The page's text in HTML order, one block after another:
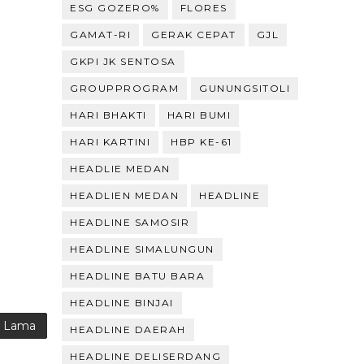
Lama
ESG GOZERO% FLORES
GAMAT-RI GERAK CEPAT GJL
GKPI JK SENTOSA
GROUPPROGRAM GUNUNGSITOLI
HARI BHAKTI HARI BUMI
HARI KARTINI HBP KE-61
HEADLIE MEDAN
HEADLIEN MEDAN HEADLINE
HEADLINE SAMOSIR
HEADLINE SIMALUNGUN
HEADLINE BATU BARA
HEADLINE BINJAI
HEADLINE DAERAH
HEADLINE DELISERDANG